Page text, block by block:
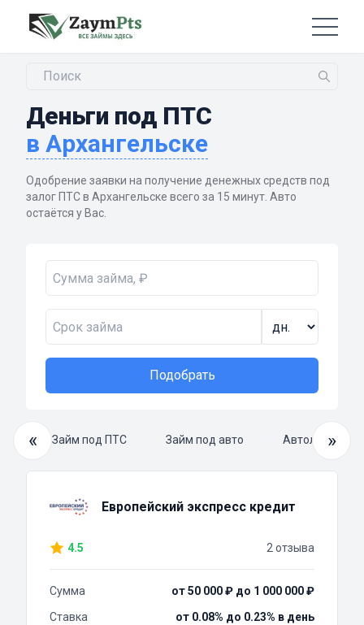
Деньги под ПТС
в Архангельске
Одобрение заявки на получение денежных средств под
залог ПТС в Архангельске всего за 15 минут. Авто
остаётся у Вас.
Подобрать
« Займ под ПТС Займ под авто Автоломбард
»
Европейский экспресс кредит
4.5 2 отзыва
Сумма
от 50 000 ₽ до 1 000 000 ₽
Ставка
от 0.08% до 0.23% в день